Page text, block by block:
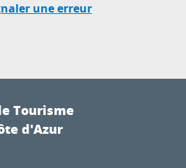
une erreur
Tourisme
d'Azur